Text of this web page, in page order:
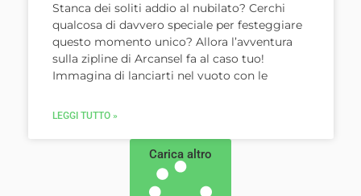
Stanca dei soliti addio al nubilato? Cerchi
qualcosa di davvero speciale per festeggiare
questo momento unico? Allora l’avventura
sulla zipline di Arcansel fa al caso tuo!
Immagina di lanciarti nel vuoto con le
LEGGI TUTTO »
Carica altro